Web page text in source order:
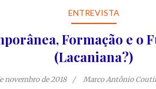
ENTREVISTA
Formação e o
(Lacaniana?)
novembro de 2018 Marco Antônio